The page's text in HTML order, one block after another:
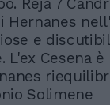
Reja 7
Hernanes
e
L'ex Cesena
Solimene